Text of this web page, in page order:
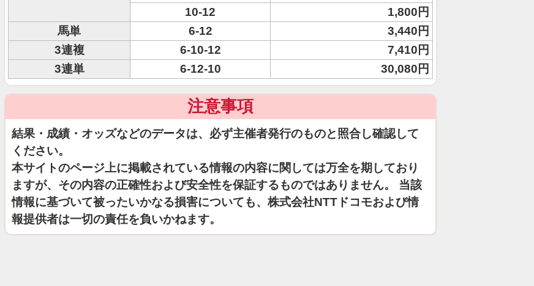
10-12
1,800円
馬単
6-12
3,440円
3連複
6-10-12
7,410円
3連単
6-12-10 30,080円
注意事項
結果・成績・オッズなどのデータは、必ず主催者発行のものと照合し確認して
ください。
本サイトのページ上に掲載されている情報の内容に関しては万全を期しており
ますが、その内容の正確性および安全性を保証するものではありません。 当該
情報に基づいて被ったいかなる損害についても、株式会社NTTドコモおよび情
報提供者は一切の責任を負いかねます。